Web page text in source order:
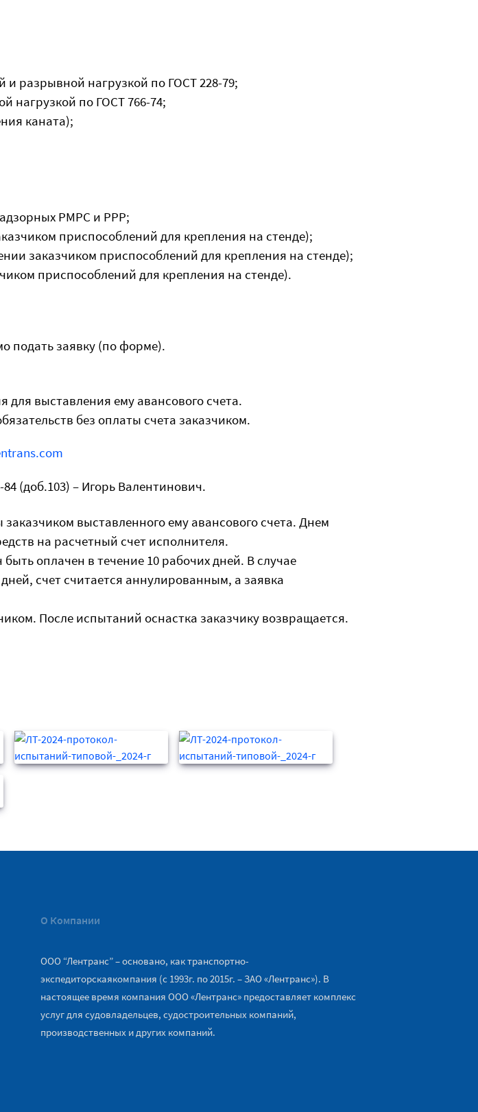
разрывной нагрузкой по ГОСТ 228-79;
нагрузкой по ГОСТ 766-74;
каната);
РМРС и РРР;
приспособлений для крепления на стенде);
заказчиком приспособлений для крепления на стенде);
приспособлений для крепления на стенде).
подать заявку (по форме).
для выставления ему авансового счета.
без оплаты счета заказчиком.
(доб.103) – Игорь Валентинович.
выставленного ему авансового счета. Днем
на расчетный счет исполнителя.
оплачен в течение 10 рабочих дней. В случае
счет считается аннулированным, а заявка
После испытаний оснастка заказчику возвращается.
О Компании
ООО “Лентранс” – основано, как транспортно-
экспедиторскаякомпания (с 1993г. по 2015г. – ЗАО «Лентранс»). В
настоящее время компания ООО «Лентранс» предоставляет комплекс
услуг для судовладельцев, судостроительных компаний,
производственных и других компаний.